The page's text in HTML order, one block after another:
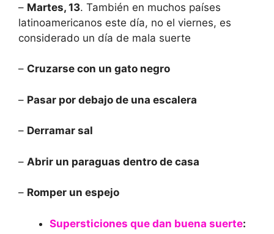
– Martes, 13. También en muchos países
latinoamericanos este día, no el viernes, es
considerado un día de mala suerte
– Cruzarse con un gato negro
– Pasar por debajo de una escalera
– Derramar sal
– Abrir un paraguas dentro de casa
– Romper un espejo
Supersticiones que dan buena suerte: